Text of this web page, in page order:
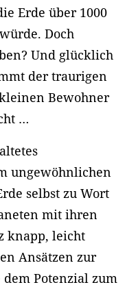
Erde über 1000
Doch
Und glücklich
der traurigen
Bewohner
…
ungewöhnlichen
selbst zu Wort
mit ihren
knapp, leicht
Ansätzen zur
Potenzial zum